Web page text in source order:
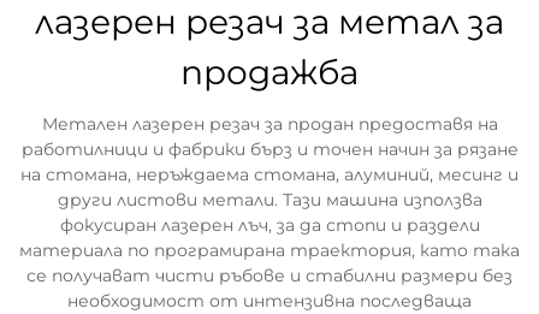
лазерен резач за метал за
продажба
Метален лазерен резач за продан предоставя на
работилници и фабрики бърз и точен начин за рязане
на стомана, неръждаема стомана, алуминий, месинг и
други листови метали. Тази машина използва
фокусиран лазерен лъч, за да стопи и раздели
материала по програмирана траектория, като така
се получават чисти ръбове и стабилни размери без
необходимост от интензивна последваща